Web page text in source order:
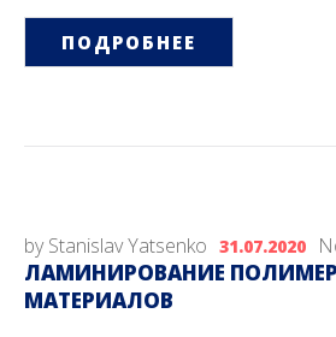
ПОДРОБНЕЕ
byStanislav Yatsenko 31.07.2020
ЛАМИНИРОВАНИЕ
МАТЕРИАЛОВ